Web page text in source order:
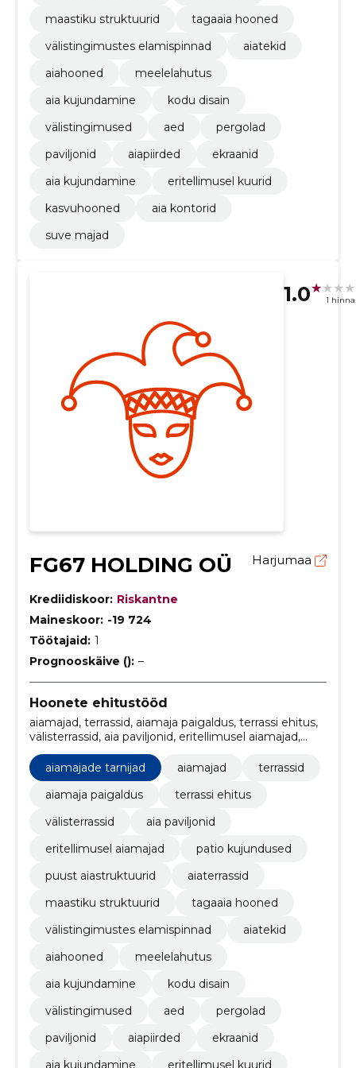
maastiku struktuurid
tagaaia hooned
välistingimustes elamispinnad
aiatekid
aiahooned
meelelahutus
aia kujundamine
kodu disain
välistingimused
aed
pergolad
paviljonid
aiapiirded
ekraanid
aia kujundamine
eritellimusel kuurid
kasvuhooned
aia kontorid
suve majad
1.0 1
FG67 HOLDING OÜ Harjumaa
Krediidiskoor: Riskantne
Maineskoor: -19 724
Töötajaid: 1
Prognooskäive (): –
Hoonete ehitustööd
aiamajad, terrassid, aiamaja paigaldus, terrassi ehitus,
välisterrassid, aia paviljonid, eritellimusel aiamajad,
aiamajade tarnijad
aiamajad
terrassid
aiamaja paigaldus
terrassi ehitus
välisterrassid
aia paviljonid
eritellimusel aiamajad
patio kujundused
puust aiastruktuurid
aiaterrassid
maastiku struktuurid
tagaaia hooned
välistingimustes elamispinnad
aiatekid
aiahooned
meelelahutus
aia kujundamine
kodu disain
välistingimused
aed
pergolad
paviljonid
aiapiirded
ekraanid
aia kujundamine
eritellimusel kuurid